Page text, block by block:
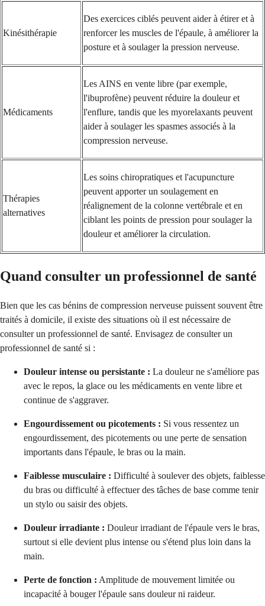
Kinésithérapie
Des exercices ciblés peuvent aider à étirer et à
renforcer les muscles de l'épaule, à améliorer la
posture et à soulager la pression nerveuse.
Médicaments
Les AINS en vente libre (par exemple,
l'ibuprofène) peuvent réduire la douleur et
l'enflure, tandis que les myorelaxants peuvent
aider à soulager les spasmes associés à la
compression nerveuse.
Thérapies
alternatives
Les soins chiropratiques et l'acupuncture
peuvent apporter un soulagement en
réalignement de la colonne vertébrale et en
ciblant les points de pression pour soulager la
douleur et améliorer la circulation.
Quand consulter un professionnel de santé
Bien que les cas bénins de compression nerveuse puissent souvent être
traités à domicile, il existe des situations où il est nécessaire de
consulter un professionnel de santé. Envisagez de consulter un
professionnel de santé si :
Douleur intense ou persistante : La douleur ne s'améliore pas
avec le repos, la glace ou les médicaments en vente libre et
continue de s'aggraver.
Engourdissement ou picotements : Si vous ressentez un
engourdissement, des picotements ou une perte de sensation
importants dans l'épaule, le bras ou la main.
Faiblesse musculaire : Difficulté à soulever des objets, faiblesse
du bras ou difficulté à effectuer des tâches de base comme tenir
un stylo ou saisir des objets.
Douleur irradiante : Douleur irradiant de l'épaule vers le bras,
surtout si elle devient plus intense ou s'étend plus loin dans la
main.
Perte de fonction : Amplitude de mouvement limitée ou
incapacité à bouger l'épaule sans douleur ni raideur.